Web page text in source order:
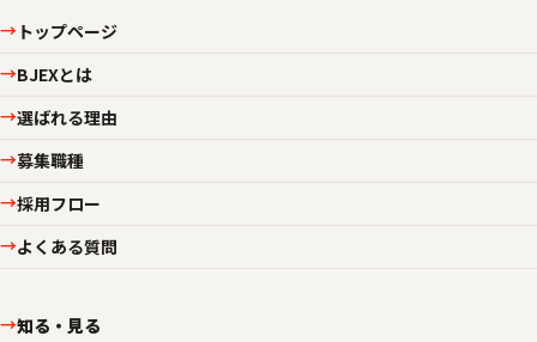
→ トップページ
→BJEXとは
→選ばれる理由
→募集職種
→採用フロー
→よくある質問
→知る・見る